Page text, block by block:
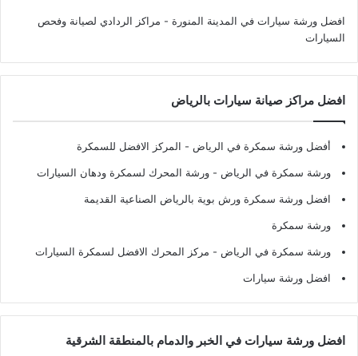
افضل ورشة سيارات في المدينة المنورة - مراكز الردادي لصيانة وفحص
السيارات
افضل مراكز صيانة سيارات بالرياض
أفضل ورشة سمكرة في الرياض - المركز الافضل للسمكرة
ورشة سمكرة في الرياض - ورشة المحرك لسمكرة ودهان السيارات
افضل ورشة سمكرة ورش بوية بالرياض الصناعية القديمة
ورشة سمكرة
ورشة سمكرة في الرياض - مركز المحرك الافضل لسمكرة السيارات
افضل ورشة سيارات
افضل ورشة سيارات في الخبر والدمام بالمنطقة الشرقية